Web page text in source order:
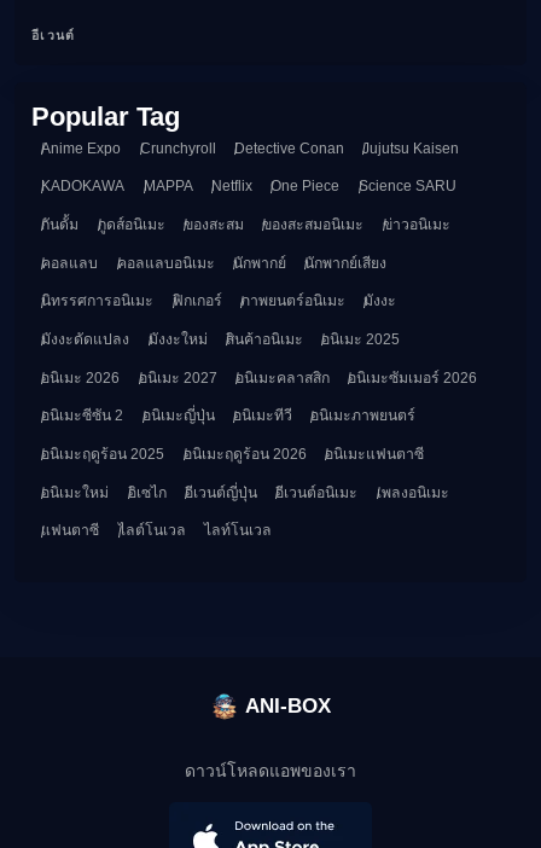
อีเวนต์
Popular Tag
Anime Expo Crunchyroll Detective Conan Jujutsu Kaisen
KADOKAWA MAPPA Netflix One Piece Science SARU
กันดั้ม กูดส์อนิเมะ ของสะสม ของสะสมอนิเมะ ข่าวอนิเมะ
คอลแลบ คอลแลบอนิเมะ นักพากย์ นักพากย์เสียง
นิทรรศการอนิเมะ ฟิกเกอร์ ภาพยนตร์อนิเมะ มังงะ
มังงะดัดแปลง มังงะใหม่ สินค้าอนิเมะ อนิเมะ 2025
อนิเมะ 2026 อนิเมะ 2027 อนิเมะคลาสสิก อนิเมะซัมเมอร์ 2026
อนิเมะซีซัน 2 อนิเมะญี่ปุ่น อนิเมะทีวี อนิเมะภาพยนตร์
อนิเมะฤดูร้อน 2025 อนิเมะฤดูร้อน 2026 อนิเมะแฟนตาซี
อนิเมะใหม่ อิเซไก อีเวนต์ญี่ปุ่น อีเวนต์อนิเมะ เพลงอนิเมะ
แฟนตาซี ไลต์โนเวล ไลท์โนเวล
ANI-BOX
ดาวน์โหลดแอพของเรา